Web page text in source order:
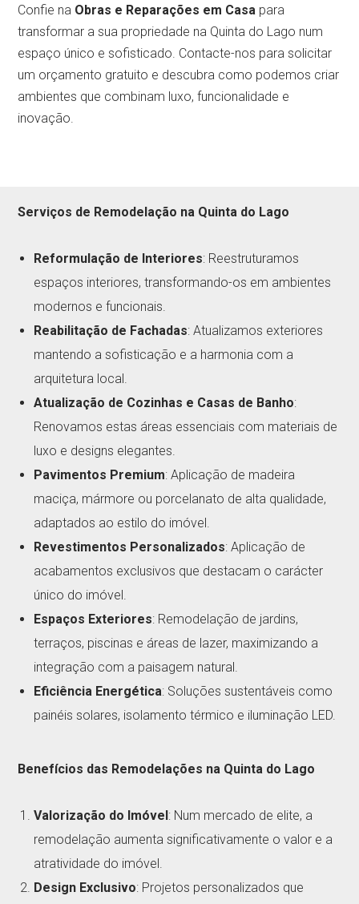
Confie na Obras e Reparações em Casa para
transformar a sua propriedade na Quinta do Lago num
espaço único e sofisticado. Contacte-nos para solicitar
um orçamento gratuito e descubra como podemos criar
ambientes que combinam luxo, funcionalidade e
inovação.
Serviços de Remodelação na Quinta do Lago
Reformulação de Interiores: Reestruturamos
espaços interiores, transformando-os em ambientes
modernos e funcionais.
Reabilitação de Fachadas: Atualizamos exteriores
mantendo a sofisticação e a harmonia com a
arquitetura local.
Atualização de Cozinhas e Casas de Banho:
Renovamos estas áreas essenciais com materiais de
luxo e designs elegantes.
Pavimentos Premium: Aplicação de madeira
maciça, mármore ou porcelanato de alta qualidade,
adaptados ao estilo do imóvel.
Revestimentos Personalizados: Aplicação de
acabamentos exclusivos que destacam o carácter
único do imóvel.
Espaços Exteriores: Remodelação de jardins,
terraços, piscinas e áreas de lazer, maximizando a
integração com a paisagem natural.
Eficiência Energética: Soluções sustentáveis como
painéis solares, isolamento térmico e iluminação LED.
Benefícios das Remodelações na Quinta do Lago
Valorização do Imóvel : Num mercado de elite, a
remodelação aumenta significativamente o valor e a
atratividade do imóvel.
Design Exclusivo: Projetos personalizados que